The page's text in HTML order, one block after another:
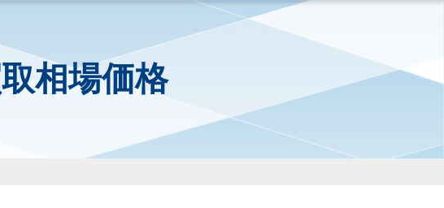
相場価格